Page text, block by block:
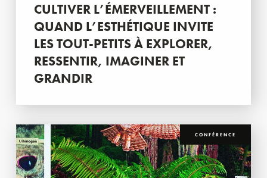
CULTIVER L’ÉMERVEILLEMENT :
QUAND L’ESTHÉTIQUE INVITE
LES TOUT-PETITS À EXPLORER,
RESSENTIR, IMAGINER ET
GRANDIR
CONFÉRENCE